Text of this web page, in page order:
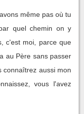
même pas où tu
quel chemin on y
c'est moi, parce que
au Père sans passer
connaîtrez aussi mon
vous l'avez